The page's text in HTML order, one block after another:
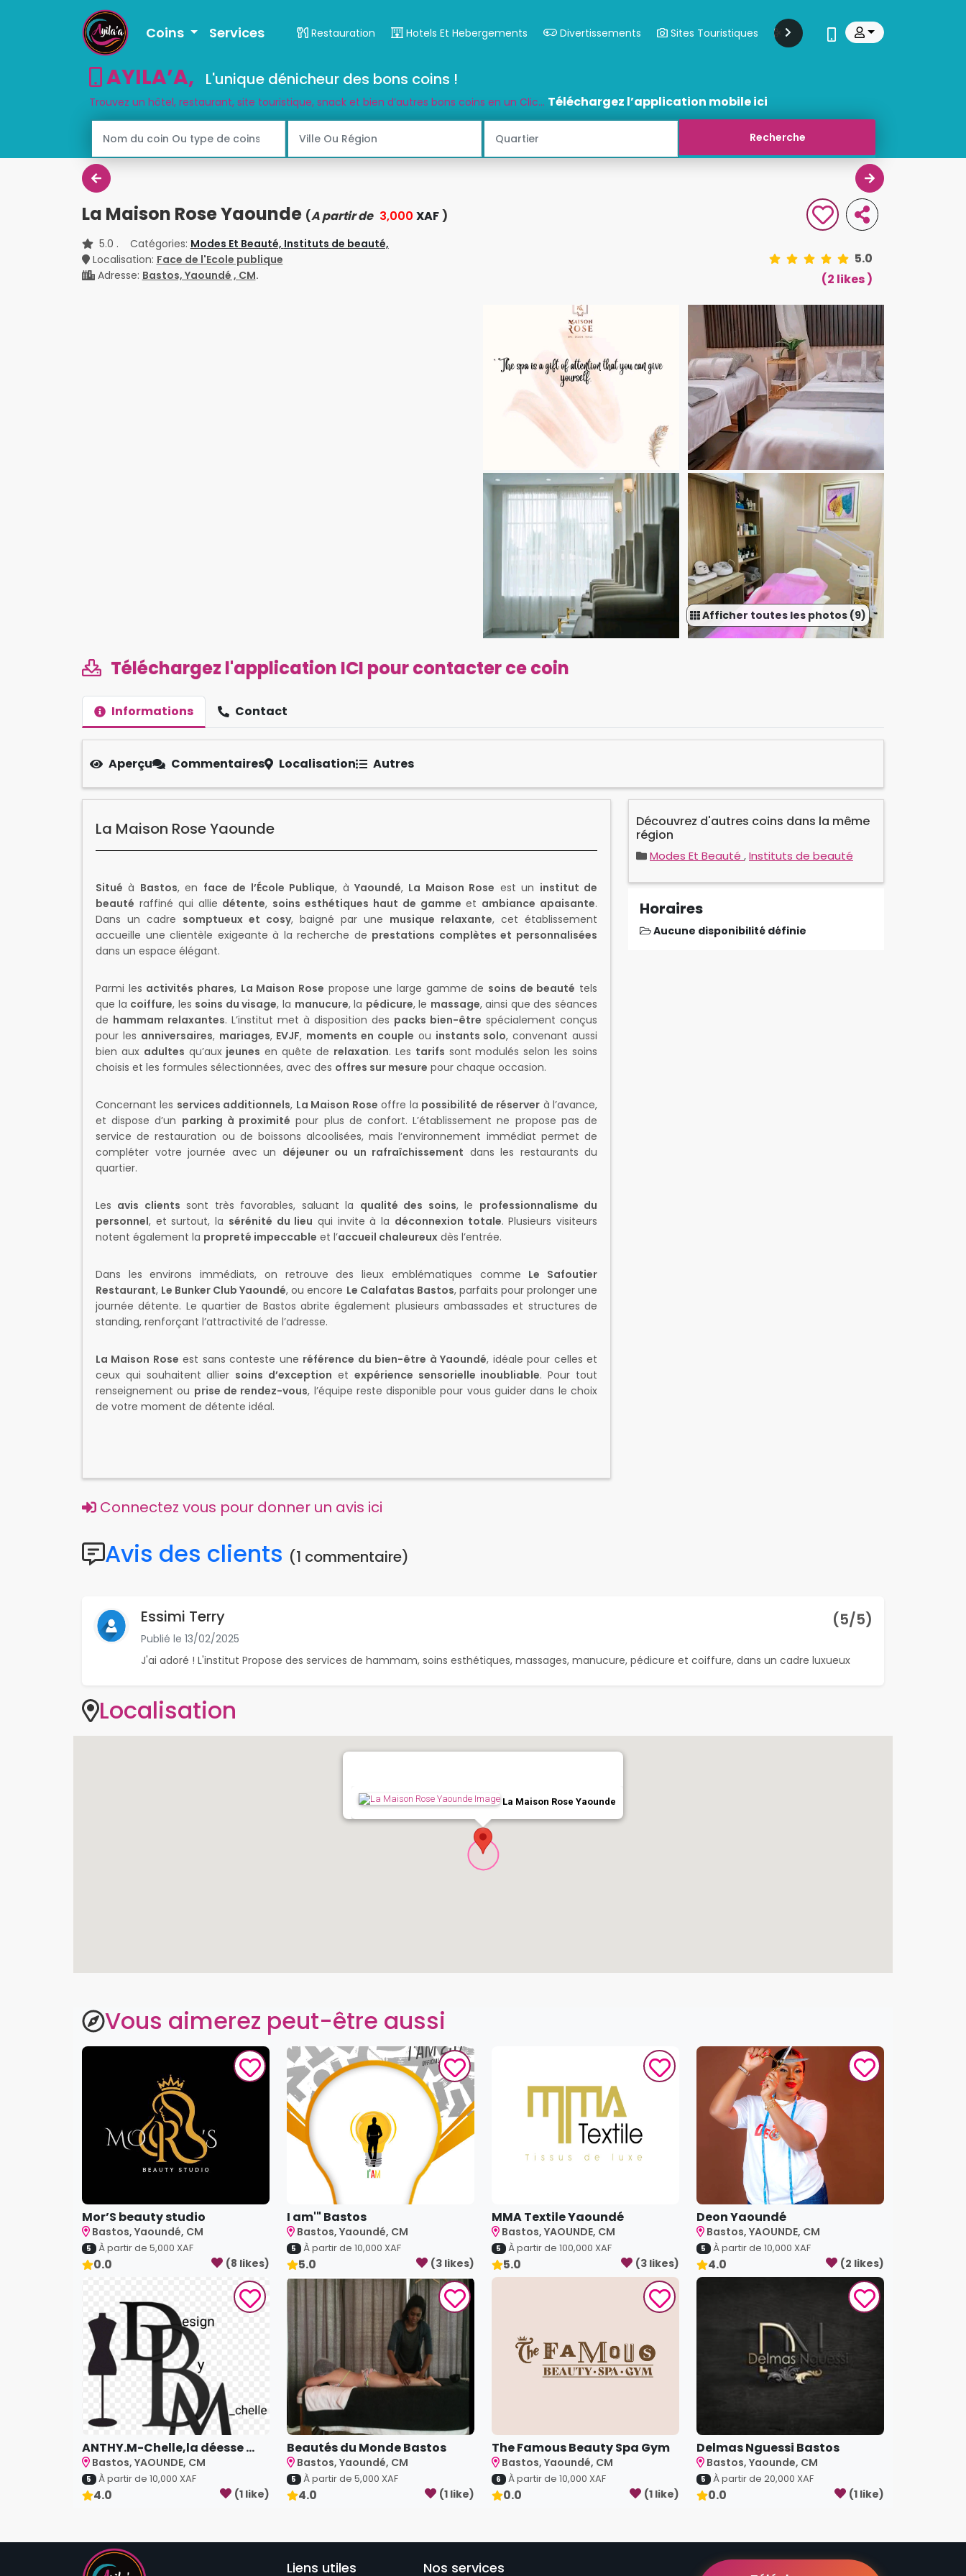
Coins Services Restauration Hotels Et Hebergements Divertissements Sites Touristiques Modes Et Beauté
AYILA’A, L'unique dénicheur des bons coins !
Trouvez un hôtel, restaurant, site touristique, snack et bien d’autres bons coins en un Clic... Téléchargez l’application mobile ici
La Maison Rose Yaounde (A partir de 3,000 XAF )
5.0 . Catégories: Modes Et Beauté, Instituts de beauté,
Localisation: Face de l'Ecole publique
Adresse: Bastos, Yaoundé , CM.
5.0
(2 likes )
Afficher toutes les photos (9)
Téléchargez l'application ICI pour contacter ce coin
Informations Contact
Aperçu Commentaires Localisation Autres
La Maison Rose Yaounde
Situé à Bastos, en face de l’École Publique, à Yaoundé, La Maison Rose est un institut de
beauté raffiné qui allie détente, soins esthétiques haut de gamme et ambiance apaisante.
Dans un cadre somptueux et cosy, baigné par une musique relaxante, cet établissement
accueille une clientèle exigeante à la recherche de prestations complètes et personnalisées
dans un espace élégant.
Parmi les activités phares, La Maison Rose propose une large gamme de soins de beauté tels
que la coiffure, les soins du visage, la manucure, la pédicure, le massage, ainsi que des séances
de hammam relaxantes. L’institut met à disposition des packs bien-être spécialement conçus
pour les anniversaires, mariages, EVJF, moments en couple ou instants solo, convenant aussi
bien aux adultes qu’aux jeunes en quête de relaxation. Les tarifs sont modulés selon les soins
choisis et les formules sélectionnées, avec des offres sur mesure pour chaque occasion.
Concernant les services additionnels, La Maison Rose offre la possibilité de réserver à l’avance,
et dispose d’un parking à proximité pour plus de confort. L’établissement ne propose pas de
service de restauration ou de boissons alcoolisées, mais l’environnement immédiat permet de
compléter votre journée avec un déjeuner ou un rafraîchissement dans les restaurants du
quartier.
Les avis clients sont très favorables, saluant la qualité des soins, le professionnalisme du
personnel, et surtout, la sérénité du lieu qui invite à la déconnexion totale. Plusieurs visiteurs
notent également la propreté impeccable et l’accueil chaleureux dès l’entrée.
Dans les environs immédiats, on retrouve des lieux emblématiques comme Le Safoutier
Restaurant, Le Bunker Club Yaoundé, ou encore Le Calafatas Bastos, parfaits pour prolonger une
journée détente. Le quartier de Bastos abrite également plusieurs ambassades et structures de
standing, renforçant l’attractivité de l’adresse.
La Maison Rose est sans conteste une référence du bien-être à Yaoundé, idéale pour celles et
ceux qui souhaitent allier soins d’exception et expérience sensorielle inoubliable. Pour tout
renseignement ou prise de rendez-vous, l’équipe reste disponible pour vous guider dans le choix
de votre moment de détente idéal.
Découvrez d'autres coins dans la même
région
Modes Et Beauté ,Instituts de beauté
Horaires
Aucune disponibilité définie
Connectez vous pour donner un avis ici
Avis des clients (1 commentaire)
Essimi Terry
Publié le 13/02/2025
(5/5)
J'ai adoré ! L'institut Propose des services de hammam, soins esthétiques, massages, manucure, pédicure et coiffure, dans un cadre luxueux
Localisation
La Maison Rose Yaounde
Vous aimerez peut-être aussi
Mor’S beauty studio
Bastos, Yaoundé, CM
5 À partir de 5,000 XAF
0.0 (8 likes)
I am'" Bastos
Bastos, Yaoundé, CM
5 À partir de 10,000 XAF
5.0 (3 likes)
MMA Textile Yaoundé
Bastos, YAOUNDE, CM
5 À partir de 100,000 XAF
5.0 (3 likes)
Deon Yaoundé
Bastos, YAOUNDE, CM
5 À partir de 10,000 XAF
4.0 (2 likes)
ANTHY.M-Chelle,la déesse ...
Bastos, YAOUNDE, CM
5 À partir de 10,000 XAF
4.0 (1 like)
Beautés du Monde Bastos
Bastos, Yaoundé, CM
5 À partir de 5,000 XAF
4.0 (1 like)
The Famous Beauty Spa Gym
Bastos, Yaoundé, CM
6 À partir de 10,000 XAF
0.0 (1 like)
Delmas Nguessi Bastos
Bastos, Yaounde, CM
5 À partir de 20,000 XAF
0.0 (1 like)
Liens utiles Nos services